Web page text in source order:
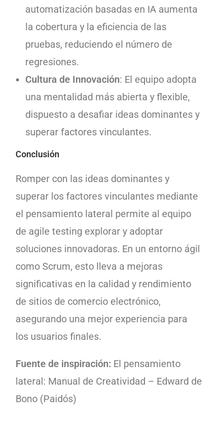
automatización basadas en IA aumenta
la cobertura y la eficiencia de las
pruebas, reduciendo el número de
regresiones.
Cultura de Innovación: El equipo adopta
una mentalidad más abierta y flexible,
dispuesto a desafiar ideas dominantes y
superar factores vinculantes.
Conclusión
Romper con las ideas dominantes y
superar los factores vinculantes mediante
el pensamiento lateral permite al equipo
de agile testing explorar y adoptar
soluciones innovadoras. En un entorno ágil
como Scrum, esto lleva a mejoras
significativas en la calidad y rendimiento
de sitios de comercio electrónico,
asegurando una mejor experiencia para
los usuarios finales.
Fuente de inspiración: El pensamiento
lateral: Manual de Creatividad – Edward de
Bono (Paidós)